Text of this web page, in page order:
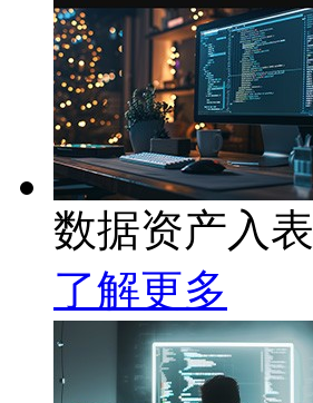
数据资产入表
了解更多